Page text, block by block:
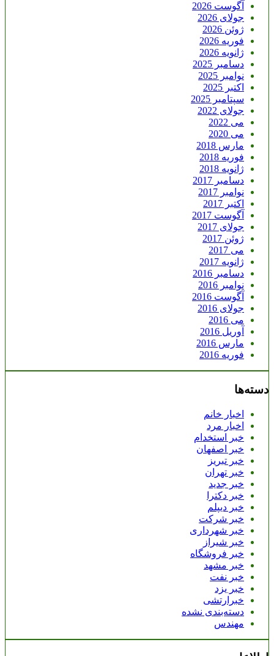
آگوست 2026
جولای 2026
ژوئن 2026
فوریه 2026
ژانویه 2026
دسامبر 2025
نوامبر 2025
اکتبر 2025
سپتامبر 2025
جولای 2022
می 2022
می 2020
مارس 2018
فوریه 2018
ژانویه 2018
دسامبر 2017
نوامبر 2017
اکتبر 2017
آگوست 2017
جولای 2017
ژوئن 2017
می 2017
ژانویه 2017
دسامبر 2016
نوامبر 2016
آگوست 2016
جولای 2016
می 2016
آوریل 2016
مارس 2016
فوریه 2016
دسته‌ها
اخبار خانم
اخبار مرد
خبر استخدام
خبر اصفهان
خبر تبریز
خبر تهران
خبر جدید
خبر دکترا
خبر دیپلم
خبر شرکت
خبر شهرداری
خبر شیراز
خبر فروشگاه
خبر مشهد
خبر نفت
خبر یزد
خبرارتشی
دسته‌بندی نشده
مهندس